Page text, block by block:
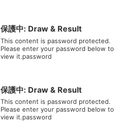
保護中: Draw & Result
This content is password protected.
Please enter your password below to
view it.password
保護中: Draw & Result
This content is password protected.
Please enter your password below to
view it.password